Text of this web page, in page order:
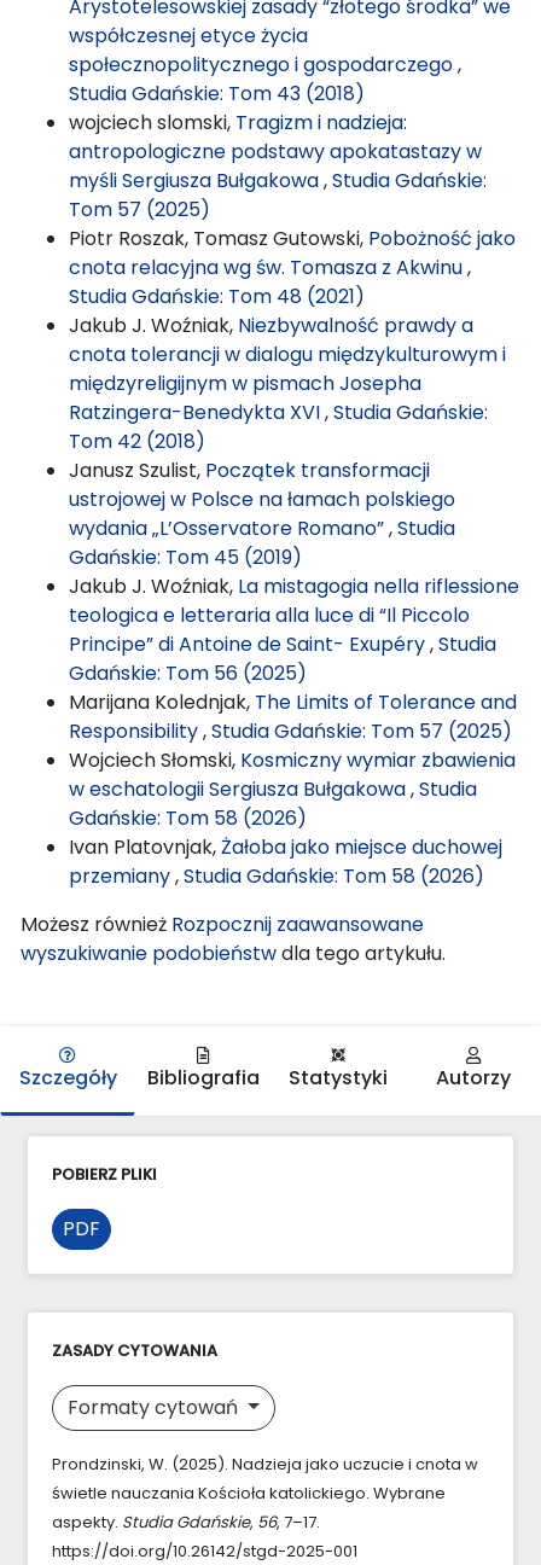
Arystotelesowskiej zasady “złotego środka” we
współczesnej etyce życia
społecznopolitycznego i gospodarczego,
Studia Gdańskie: Tom 43 (2018)
wojciech slomski, Tragizm i nadzieja:
antropologiczne podstawy apokatastazy w
myśli Sergiusza Bułgakowa,Studia Gdańskie:
Tom 57 (2025)
Piotr Roszak, Tomasz Gutowski, Pobożność jako
cnota relacyjna wg św. Tomasza z Akwinu,
Studia Gdańskie: Tom 48 (2021)
Jakub J. Woźniak, Niezbywalność prawdy a
cnota tolerancji w dialogu międzykulturowym i
międzyreligijnym w pismach Josepha
Ratzingera-Benedykta XVI,Studia Gdańskie:
Tom 42 (2018)
Janusz Szulist, Początek transformacji
ustrojowej w Polsce na łamach polskiego
wydania „L’Osservatore Romano”,Studia
Gdańskie: Tom 45 (2019)
Jakub J. Woźniak, La mistagogia nella riflessione
teologica e letteraria alla luce di “Il Piccolo
Principe” di Antoine de Saint- Exupéry,Studia
Gdańskie: Tom 56 (2025)
Marijana Kolednjak, The Limits of Tolerance and
Responsibility,Studia Gdańskie: Tom 57 (2025)
Wojciech Słomski, Kosmiczny wymiar zbawienia
w eschatologii Sergiusza Bułgakowa,Studia
Gdańskie: Tom 58 (2026)
Ivan Platovnjak,Żałoba jako miejsce duchowej
przemiany,Studia Gdańskie: Tom 58 (2026)
Możesz również Rozpocznij zaawansowane
wyszukiwanie podobieństwdla tego artykułu.
Szczegóły Bibliografia Statystyki Autorzy
POBIERZ PLIKI
PDF
ZASADY CYTOWANIA
Formaty cytowań
Prondzinski, W. (2025). Nadzieja jako uczucie i cnota w
świetle nauczania Kościoła katolickiego. Wybrane
aspekty. Studia Gdańskie, 56, 7–17.
https://doi.org/10.26142/stgd-2025-001